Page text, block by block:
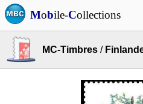
Mobile-Collections
MC-Timbres /